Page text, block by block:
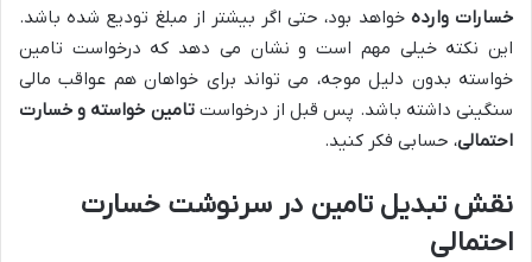
خسارات وارده خواهد بود، حتی اگر بیشتر از مبلغ تودیع شده باشد.
این نکته خیلی مهم است و نشان می دهد که درخواست تامین
خواسته بدون دلیل موجه، می تواند برای خواهان هم عواقب مالی
سنگینی داشته باشد. پس قبل از درخواستتامین خواسته و خسارت
احتمالی، حسابی فکر کنید.
نقش تبدیل تامین در سرنوشت خسارت
احتمالی